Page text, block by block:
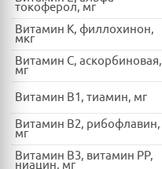
токоферол, мг
Витамин K, филлохинон,
мкг
Витамин C, аскорбиновая,
мг
Витамин B1, тиамин, мг
Витамин B2, рибофлавин,
мг
Витамин B3, витамин PP,
ниацин, мг